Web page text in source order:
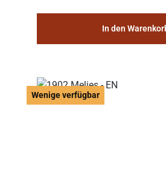
In den
Wenige verfügbar